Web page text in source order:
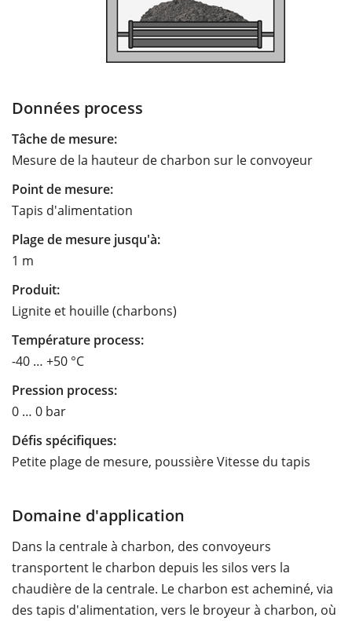
Données process
Tâche de mesure:
Mesure de la hauteur de charbon sur le convoyeur
Point de mesure:
Tapis d'alimentation
Plage de mesure jusqu'à:
1 m
Produit:
Lignite et houille (charbons)
Température process:
-40 … +50 °C
Pression process:
0 … 0 bar
Défis spécifiques:
Petite plage de mesure, poussière Vitesse du tapis
Domaine d'application
Dans la centrale à charbon, des convoyeurs
transportent le charbon depuis les silos vers la
chaudière de la centrale. Le charbon est acheminé, via
des tapis d'alimentation, vers le broyeur à charbon, où